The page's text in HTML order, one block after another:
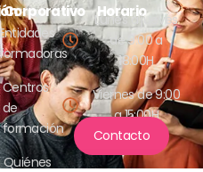
Corporativo
Centros
de
formación
Quiénes
Horario
Lunes a jueves
de 9:00 a
18:00H
Viernes de 9:00
a 15:00H
Contacto